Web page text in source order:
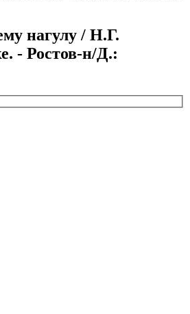
нагулу / Н.Г.
- Ростов-н/Д.: